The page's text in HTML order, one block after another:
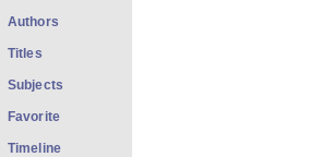
Authors
Titles
Subjects
Favorite
Timeline